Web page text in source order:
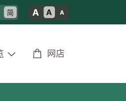
简 A A A
网店